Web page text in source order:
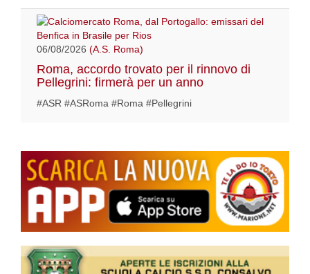
06/08/2026 (A.S. Roma)
Roma, accordo trovato per il rinnovo di
Pellegrini: firmerà per un anno
#ASR #ASRoma #Roma #Pellegrini